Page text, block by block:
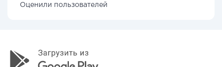
Оценили пользователей